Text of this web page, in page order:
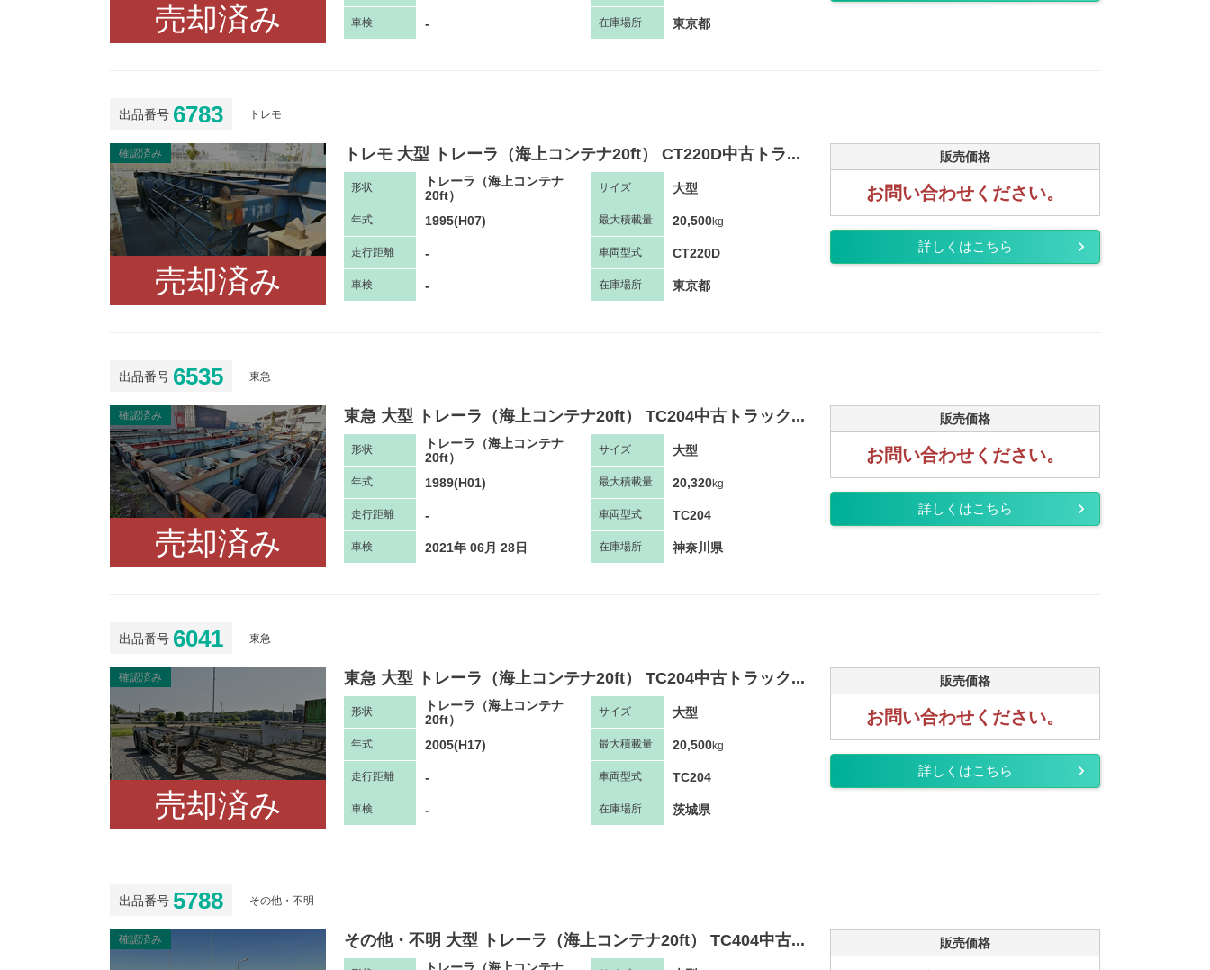
売却済み 車検 - 在庫場所 東京都
出品番号 6783 トレモ
確認済み
売却済み
トレモ 大型 トレーラ（海上コンテナ20ft） CT220D中古トラ...
形状
トレーラ（海上コンテナ
20ft）
サイズ 大型
年式 1995(H07) 最大積載量 20,500kg
走行距離 - 車両型式 CT220D
車検 - 在庫場所 東京都
販売価格
お問い合わせください。
詳しくはこちら
出品番号 6535 東急
確認済み
売却済み
東急 大型 トレーラ（海上コンテナ20ft） TC204中古トラック...
形状
トレーラ（海上コンテナ
20ft）
サイズ 大型
年式 1989(H01) 最大積載量 20,320kg
走行距離 - 車両型式 TC204
車検 2021年 06月 28日 在庫場所 神奈川県
販売価格
お問い合わせください。
詳しくはこちら
出品番号 6041 東急
確認済み
売却済み
東急 大型 トレーラ（海上コンテナ20ft） TC204中古トラック...
形状
トレーラ（海上コンテナ
20ft）
サイズ 大型
年式 2005(H17) 最大積載量 20,500kg
走行距離 - 車両型式 TC204
車検 - 在庫場所 茨城県
販売価格
お問い合わせください。
詳しくはこちら
出品番号 5788 その他・不明
確認済み その他・不明 大型 トレーラ（海上コンテナ20ft） TC404中古... 販売価格